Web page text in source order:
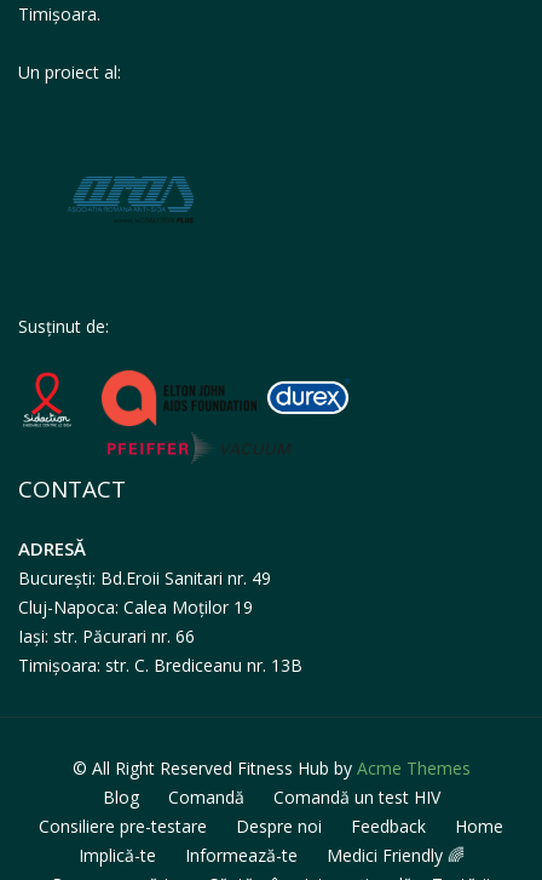
Timișoara.
Un proiect al:
Susținut de:
CONTACT
ADRESĂ
București: Bd.Eroii Sanitari nr. 49
Cluj-Napoca: Calea Moților 19
Iași: str. Păcurari nr. 66
Timișoara: str. C. Brediceanu nr. 13B
© All Right Reserved Fitness Hub by Acme Themes
Blog
Comandă
Comandă un test HIV
Consiliere pre-testare
Despre noi Feedback
Home
Implică-te
Informează-te
Medici Friendly 🌈